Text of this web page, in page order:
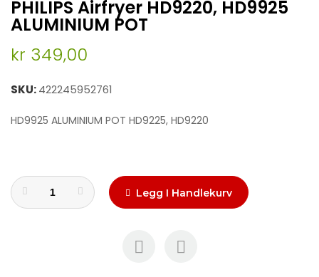
to
the
beginning
of
the
gallery
PHILIPS Airfryer HD9220, HD9925
ALUMINIUM POT
kr 349,00
SKU 422245952761
HD9925 ALUMINIUM POT HD9225, HD9220
Legg I Handlekurv